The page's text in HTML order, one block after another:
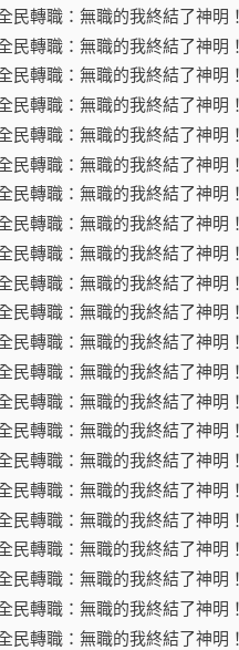
民轉職：無職的我終結了神明
民轉職：無職的我終結了神明
民轉職：無職的我終結了神明
民轉職：無職的我終結了神明
民轉職：無職的我終結了神明
民轉職：無職的我終結了神明
民轉職：無職的我終結了神明
民轉職：無職的我終結了神明
民轉職：無職的我終結了神明
民轉職：無職的我終結了神明
民轉職：無職的我終結了神明
民轉職：無職的我終結了神明
民轉職：無職的我終結了神明
民轉職：無職的我終結了神明
民轉職：無職的我終結了神明
民轉職：無職的我終結了神明
民轉職：無職的我終結了神明
民轉職：無職的我終結了神明
民轉職：無職的我終結了神明
民轉職：無職的我終結了神明
民轉職：無職的我終結了神明
民轉職：無職的我終結了神明